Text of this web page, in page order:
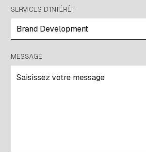
SERVICES D’INTÉRÊT
MESSAGE